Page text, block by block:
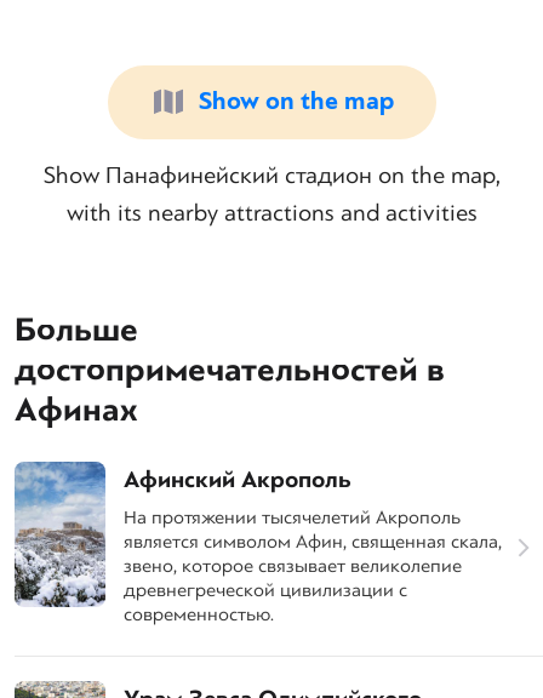
Show on the map
Show Панафинейский стадион on the map,
with its nearby attractions and activities
Больше
достопримечательностей в
Афинах
Афинский Акрополь
На протяжении тысячелетий Акрополь
является символом Афин, священная скала,
звено, которое связывает великолепие
древнегреческой цивилизации с
современностью.